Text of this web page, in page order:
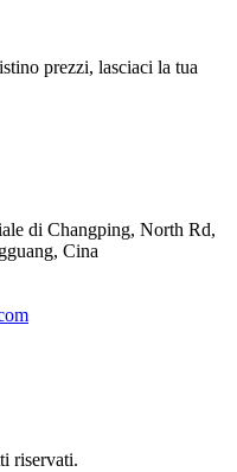
prezzi, lasciaci la tua
di Changping, North Rd,
Cina
riservati.